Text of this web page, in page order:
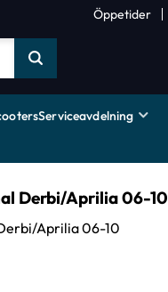
Öppetider
Serviceavdelning
Derbi/Aprilia 06-10
Aprilia 06-10